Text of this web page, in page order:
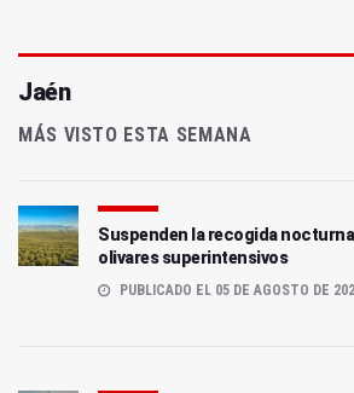
Jaén
MÁS VISTO ESTA SEMANA
Suspenden la recogida
olivares superintensivos
PUBLICADO EL 05 DE AGOSTO DE